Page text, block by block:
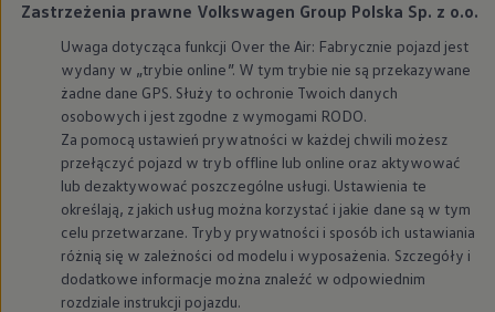
Volkswagen Magazine
Lifestyle
Eksploatacja
Samochody hybrydowe
SUV-y
Elektromobilność
Rozwój
Technologia
Nowy samochód krok po kroku – poradnik
Samochody ekonomiczne i ekologiczne
Technologie i bezpieczeństwo
Odwiedź Volkswagen Home
Warto wybrać Volkswagena
Infolinia Volkswagen
Podcast Elektrycznie Tematyczni
Zastrzeżenia prawne Volkswagen Group Polska Sp. z o.o.
Uwaga dotycząca funkcji Over the Air: Fabrycznie pojazd jest
wydany w „trybie online”. W tym trybie nie są przekazywane
żadne dane GPS. Służy to ochronie Twoich danych
osobowych i jest zgodne z wymogami RODO.
Za pomocą ustawień prywatności w każdej chwili możesz
przełączyć pojazd w tryb offline lub online oraz aktywować
lub dezaktywować poszczególne usługi. Ustawienia te
określają, z jakich usług można korzystać i jakie dane są w tym
celu przetwarzane. Tryby prywatności i sposób ich ustawiania
różnią się w zależności od modelu i wyposażenia. Szczegóły i
dodatkowe informacje można znaleźć w odpowiednim
rozdziale instrukcji pojazdu.